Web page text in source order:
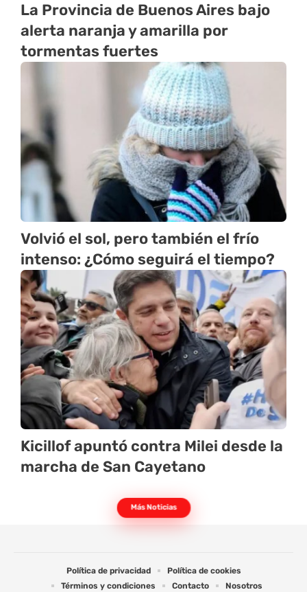
La Provincia de Buenos Aires bajo
alerta naranja y amarilla por
tormentas fuertes
Volvió el sol, pero también el frío
intenso: ¿Cómo seguirá el tiempo?
Kicillof apuntó contra Milei desde la
marcha de San Cayetano
Más Noticias
Política de privacidad
Política de cookies
Términos y condiciones
Contacto Nosotros